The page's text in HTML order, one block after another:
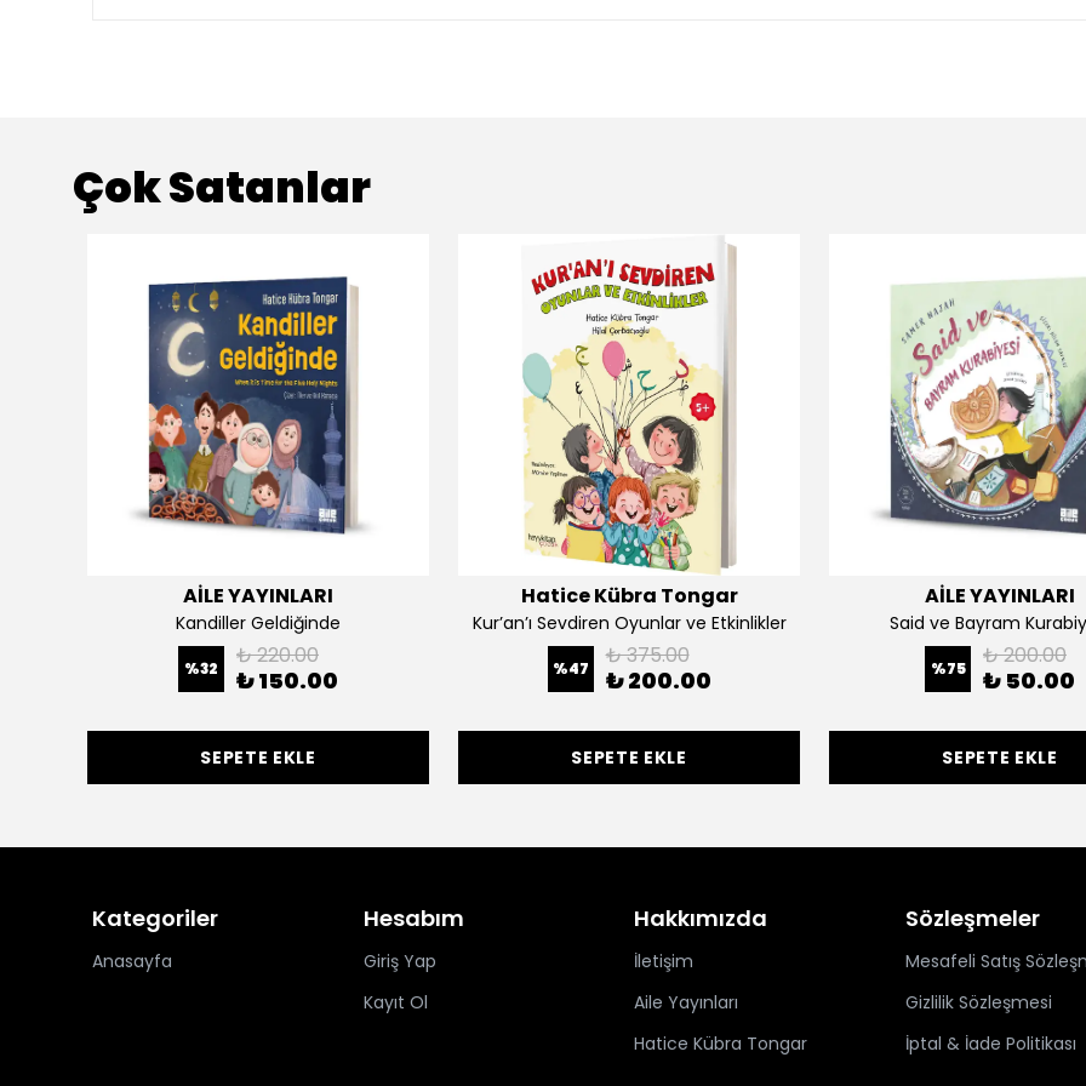
Çok Satanlar
AİLE YAYINLARI
Kandiller Geldiğinde
%32 ₺ 220.00
₺ 150.00
SEPETE EKLE
Hatice Kübra Tongar
Kur’an’ı Sevdiren Oyunlar ve Etkinlikler
%47 ₺ 375.00
₺ 200.00
SEPETE EKLE
AİLE YAYINLARI
Said ve Bayram
%75 ₺ 200.00
₺ 50.00
SEPETE EKLE
Kategoriler
Anasayfa
Hesabım
Giriş Yap
Kayıt Ol
Hakkımızda
İletişim
Aile Yayınları
Hatice Kübra Tongar
Sözleşmeler
Mesafeli Satış
Gizlilik Sözleşmesi
İptal & İade Politikası